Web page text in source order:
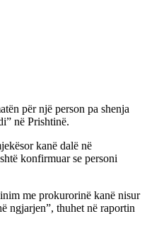
për një person pa shenja
në Prishtinë.
kanë dalë në
konfirmuar se personi
me prokurorinë kanë nisur
ngjarjen”, thuhet në raportin